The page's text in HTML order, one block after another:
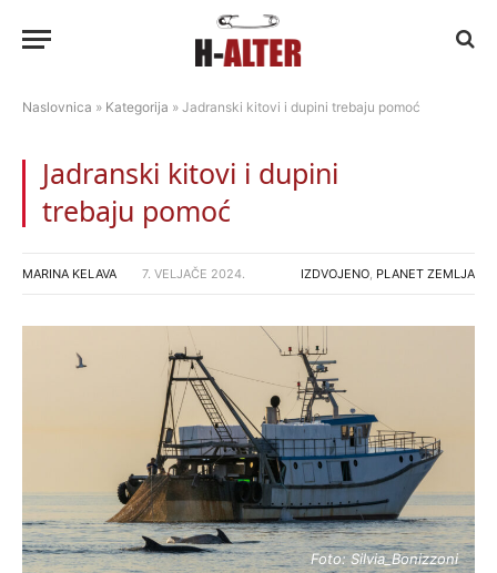
Naslovnica » Kategorija » Jadranski kitovi i dupini trebaju pomoć
Jadranski kitovi i dupini
trebaju pomoć
MARINA KELAVA 7. VELJAČE 2024. IZDVOJENO, PLANET ZEMLJA
Foto: Silvia_Bonizzoni